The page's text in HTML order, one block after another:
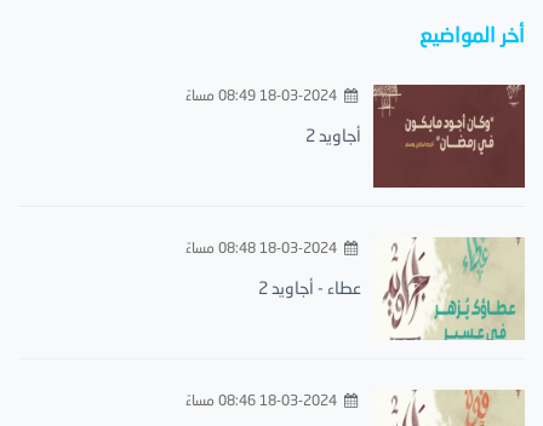
أخر المواضيع
18-03-2024 08:49 مساءً
أجاويد 2
18-03-2024 08:48 مساءً
عطاء - أجاويد 2
18-03-2024 08:46 مساءً